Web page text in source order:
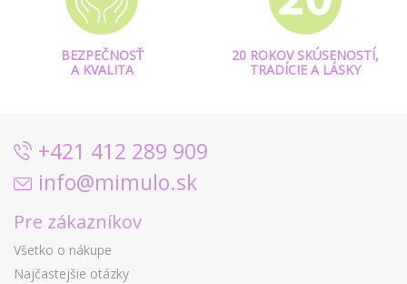
BEZPEČNOSŤ
A KVALITA
20 ROKOV SKÚSENOSTÍ,
TRADÍCIE A LÁSKY
+421 412 289 909
info@mimulo.sk
Pre zákazníkov
Všetko o nákupe
Najčastejšie otázky